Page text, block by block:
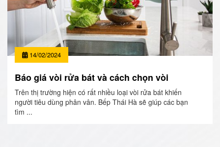
14/02/2024
Báo giá vòi rửa bát và cách chọn vòi
Trên thị trường hiện có rất nhiều loại vòi rửa bát khiến
người tiêu dùng phân vân. Bếp Thái Hà sẽ giúp các bạn
tìm ...